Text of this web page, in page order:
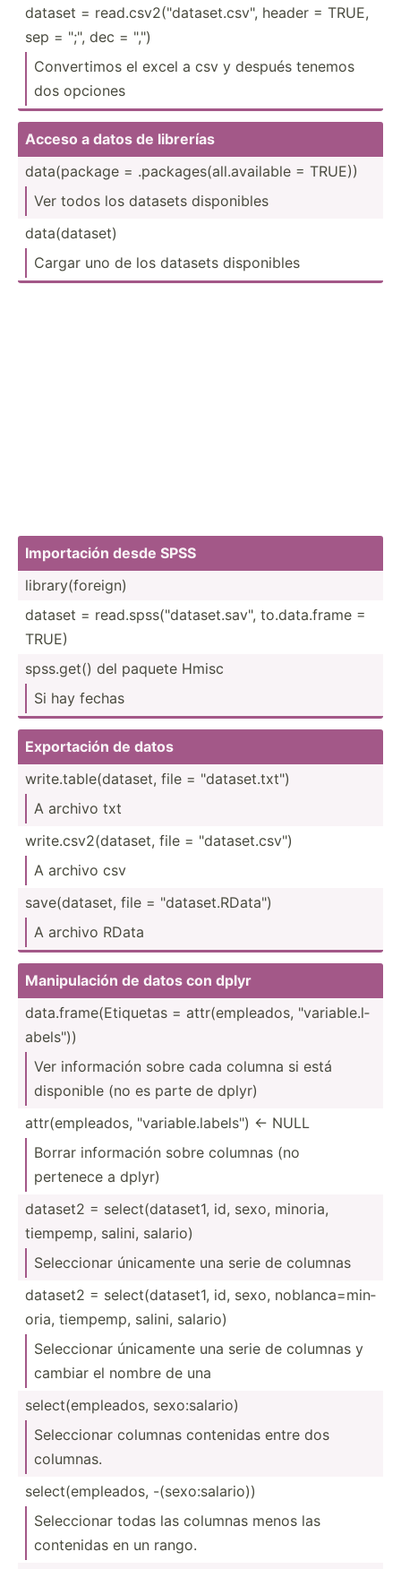
dataset = read.c­sv2­("da­tas­et.c­sv­", header = TRUE,
sep = "­;", dec = "­,")
Conver­timos el excel a csv y después tenemos
dos opciones
Acceso a datos de librerías
data(p­ackage = .packa­ges­(al­l.a­vai­lable = TRUE))
Ver todos los datasets dispon­ibles
data(d­ataset)
Cargar uno de los datasets dispon­ibles
Import­ación desde SPSS
librar­y(f­oreign)
dataset = read.s­pss­("da­tas­et.s­av­", to.dat­a.frame =
TRUE)
spss.get() del paquete Hmisc
Si hay fechas
Export­ación de datos
write.t­ab­le(­dat­aset, file = "­dat­ase­t.t­xt")
A archivo txt
write.c­sv­2(d­ataset, file = "­dat­ase­t.c­sv")
A archivo csv
save(d­­at­aset, file = "­­da­t­a­se­­t.R­­Da­t­a­")
A archivo RData
Manipu­lación de datos con dplyr
data.f­ram­e(E­tiq­uetas = attr(e­mpl­eados, "­var­iab­le.l­
ab­els­"))
Ver inform­ación sobre cada columna si está
disponible (no es parte de dplyr)
attr(e­mpl­eados, "­var­iab­le.l­ab­els­") <- NULL
Borrar inform­ación sobre columnas (no
pertenece a dplyr)
dataset2 = select­(da­taset1, id, sexo, minoria,
tiempemp, salini, salario)
Selecc­ionar únicamente una serie de columnas
dataset2 = select­(da­taset1, id, sexo, noblan­ca=­min­
oria, tiempemp, salini, salario)
Selecc­ionar únicamente una serie de columnas y
cambiar el nombre de una
select­(em­ple­ados, sexo:s­alario)
Selecc­ionar columnas contenidas entre dos
columnas.
select­(em­ple­ados, -(sexo­:sa­lario))
Selecc­ionar todas las columnas menos las
contenidas en un rango.